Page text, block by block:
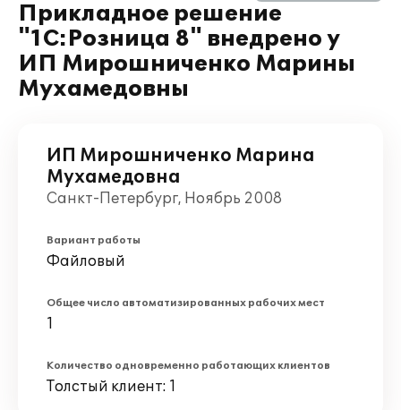
Прикладное решение
"1С:Розница 8" внедрено у
ИП Мирошниченко Марины
Мухамедовны
ИП Мирошниченко Марина
Мухамедовна
Санкт-Петербург, Ноябрь 2008
Вариант работы
Файловый
Общее число автоматизированных рабочих мест
1
Количество одновременно работающих клиентов
Толстый клиент: 1